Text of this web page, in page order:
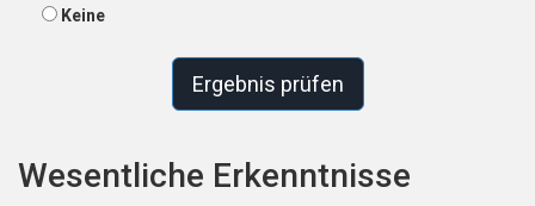
Keine
Ergebnis prüfen
Wesentliche Erkenntnisse